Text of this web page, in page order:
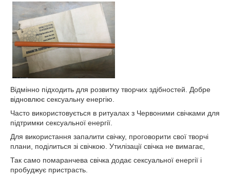
Відмінно підходить для розвитку творчих здібностей. Добре
відновлює сексуальну енергію.
Часто використовується в ритуалах з Червоними свічками для
підтримки сексуальної енергії.
Для використання запалити свічку, проговорити свої творчі
плани, поділиться зі свічкою. Утилізації свічка не вимагає,
Так само помаранчева свічка додає сексуальної енергії і
пробуджує пристрасть.